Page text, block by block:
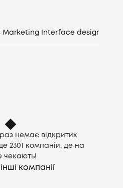
Увійти
Marketing Interface design
немає відкритих
2301
компаній, де на
чекають!
компанії